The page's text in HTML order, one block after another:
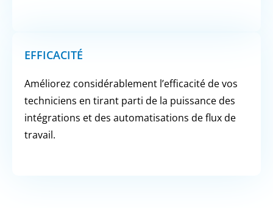
EFFICACITÉ
Améliorez considérablement l’efficacité de vos
techniciens en tirant parti de la puissance des
intégrations et des automatisations de flux de
travail.